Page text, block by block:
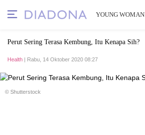
YOUNG WOMAN
Perut Sering Terasa Kembung, Itu Kenapa Sih?
Health | Rabu, 14 Oktober 2020 08:27
© Shutterstock